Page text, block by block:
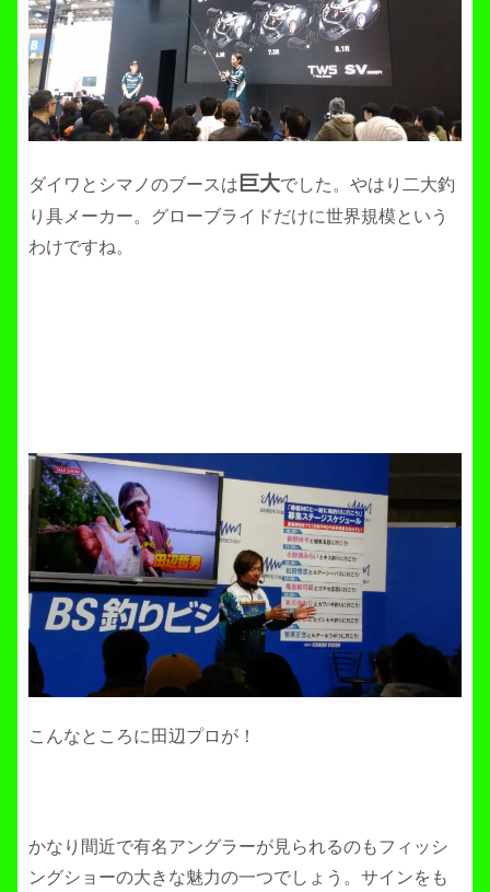
ダイワとシマノのブースは 巨大でした。やはり二大釣
り具メーカー。グローブライドだけに世界規模という
わけですね。
こんなところに田辺プロが！
かなり間近で有名アングラーが見られるのもフィッシ
ングショーの大きな魅力の一つでしょう。サインをも